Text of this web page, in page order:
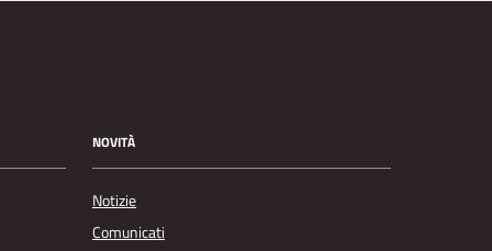
NOVITÀ
Notizie
Comunicati